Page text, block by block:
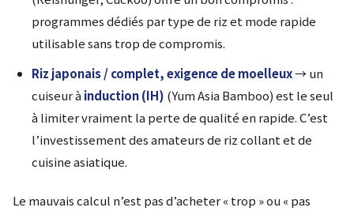
programmes dédiés par type de riz et mode rapide
utilisable sans trop de compromis.
Riz japonais / complet, exigence de moelleux→ un
cuiseur à induction (IH) (Yum Asia Bamboo) est le seul
à limiter vraiment la perte de qualité en rapide. C’est
l’investissement des amateurs de riz collant et de
cuisine asiatique.
Le mauvais calcul n’est pas d’acheter « trop » ou « pas